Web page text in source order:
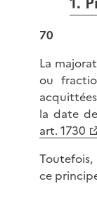
70
La
ou
la date
art. 1730
ce